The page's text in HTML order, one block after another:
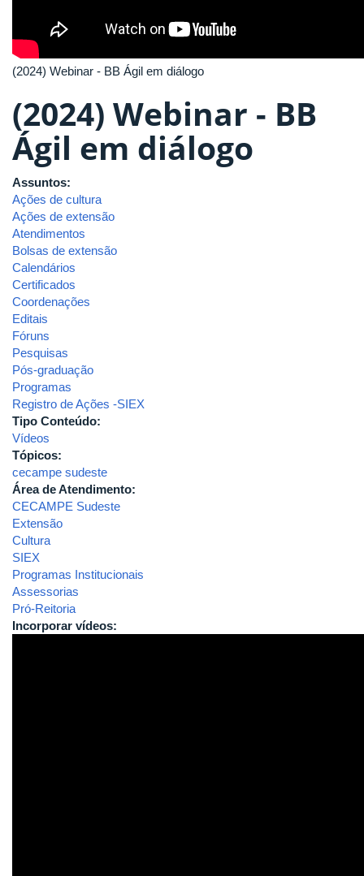
(2024) Webinar - BB Ágil em diálogo
(2024) Webinar - BB
Ágil em diálogo
Assuntos:
Ações de cultura
Ações de extensão
Atendimentos
Bolsas de extensão
Calendários
Certificados
Coordenações
Editais
Fóruns
Pesquisas
Pós-graduação
Programas
Registro de Ações -SIEX
Tipo Conteúdo:
Vídeos
Tópicos:
cecampe sudeste
Área de Atendimento:
CECAMPE Sudeste
Extensão
Cultura
SIEX
Programas Institucionais
Assessorias
Pró-Reitoria
Incorporar vídeos: